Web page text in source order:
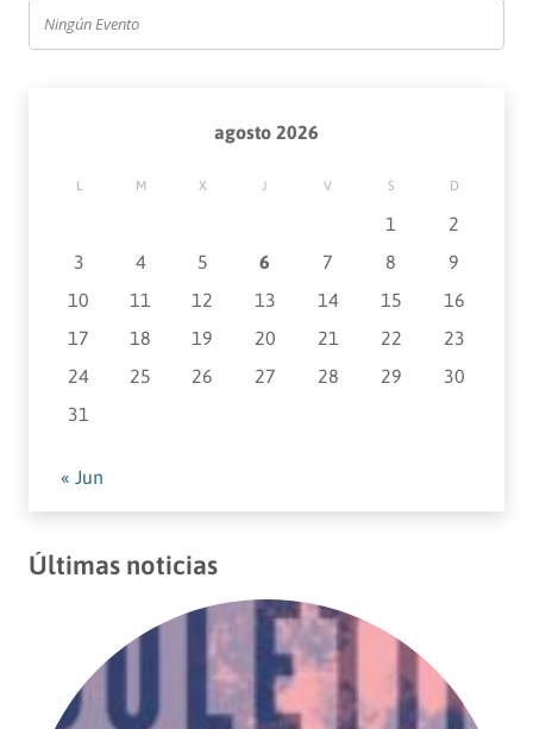
Ningún Evento
agosto 2026
L M X J V S D
1
2
3
4 5 6 7 8
9
10
11 12 13 14 15
16
17
18 19 20 21 22
23
24
25 26 27 28 29
30
31
« Jun
Últimas noticias